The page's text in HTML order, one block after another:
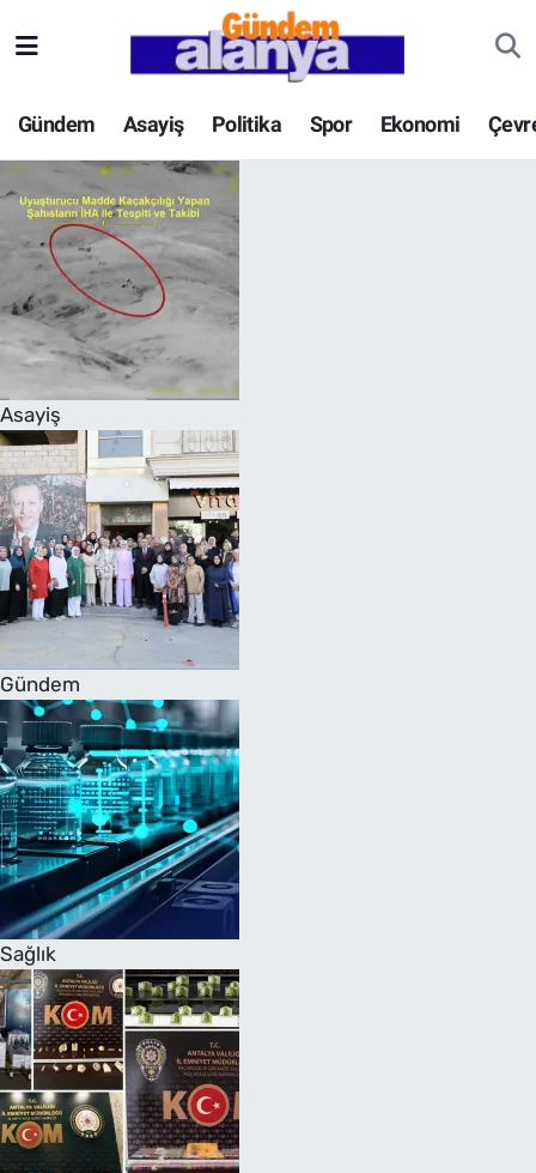
Gündem Asayiş Politika Spor Ekonomi
Asayiş
Gündem
Sağlık